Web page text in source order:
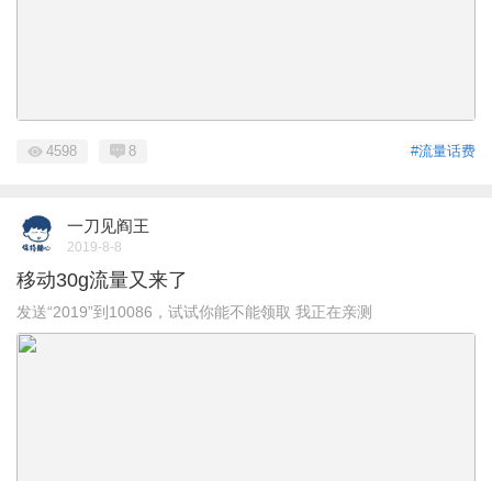
#流量话费
4598 8
一刀见阎王
2019-8-8
移动30g流量又来了
发送“2019”到10086，试试你能不能领取 我正在亲测